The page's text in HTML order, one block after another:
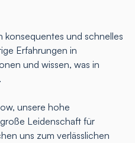
konsequentes und schnelles
Erfahrungen in
und wissen, was in
unsere hohe
Leidenschaft für
uns zum verlässlichen